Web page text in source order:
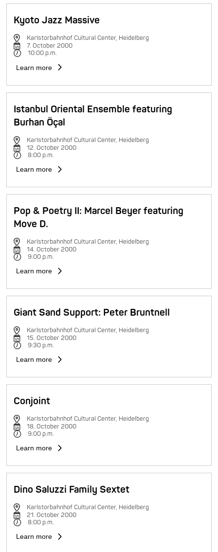
Kyoto Jazz Massive
Karlstorbahnhof Cultural Center, Heidelberg
7. October 2000
10:00 p.m.
Learn more
Istanbul Oriental Ensemble featuring
Burhan Öçal
Karlstorbahnhof Cultural Center, Heidelberg
12. October 2000
8:00 p.m.
Learn more
Pop & Poetry II: Marcel Beyer featuring
Move D.
Karlstorbahnhof Cultural Center, Heidelberg
14. October 2000
9:00 p.m.
Learn more
Giant Sand Support: Peter Bruntnell
Karlstorbahnhof Cultural Center, Heidelberg
15. October 2000
9:30 p.m.
Learn more
Conjoint
Karlstorbahnhof Cultural Center, Heidelberg
18. October 2000
9:00 p.m.
Learn more
Dino Saluzzi Family Sextet
Karlstorbahnhof Cultural Center, Heidelberg
21. October 2000
8:00 p.m.
Learn more